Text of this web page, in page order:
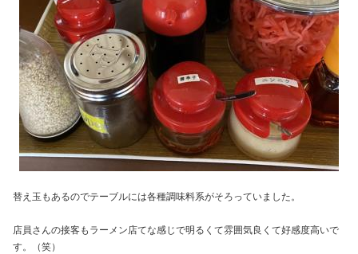
替え玉もあるのでテーブルには各種調味料系がそろっていました。
店員さんの接客もラーメン店てな感じで明るくて雰囲気良くて好感度高いで
す。（笑）